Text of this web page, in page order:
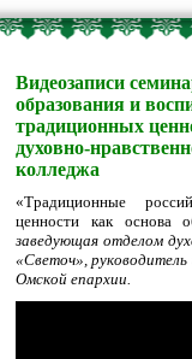
Видеозаписи
образования и
традиционных
духовно-
колледжа
«Традиционные
ценности как основа
заведующая отделом
«Светоч»,
Омской епархии.